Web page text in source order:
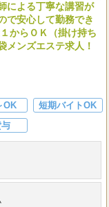
による丁寧な講習が
で安心して勤務でき
からＯＫ（掛け持ち
メンズエステ求人！
OK
短期バイトOK